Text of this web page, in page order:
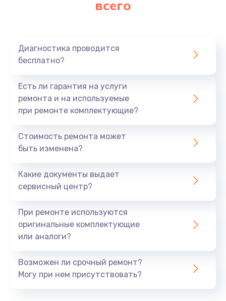
всего
Диагностика проводится
бесплатно?
Есть ли гарантия на услуги
ремонта и на используемые
при ремонте комплектующие?
Стоимость ремонта может
быть изменена?
Какие документы выдает
сервисный центр?
При ремонте используются
оригинальные комплектующие
или аналоги?
Возможен ли срочный ремонт?
Могу при нем присутствовать?